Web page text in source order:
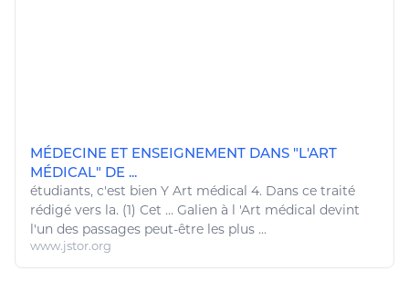
MÉDECINE ET ENSEIGNEMENT DANS "L'ART
MÉDICAL" DE ...
étudiants, c'est bien Y Art médical 4. Dans ce traité
rédigé vers la. (1) Cet ... Galien à l 'Art médical devint
l'un des passages peut-être les plus ...
www.jstor.org